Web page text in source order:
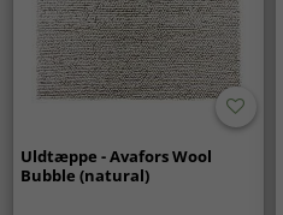
Uldtæppe - Avafors Wool
Bubble (natural)